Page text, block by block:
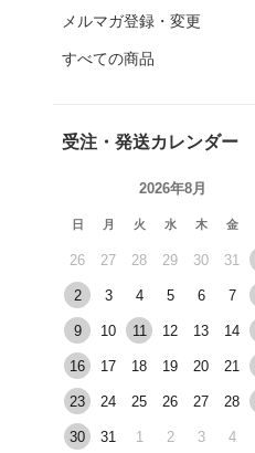
メルマガ登録・変更
すべての商品
受注・発送カレンダー
2026年8月
日 月 火 水 木 金
26 27 28 29 30 31
2 3 4 5 6 7
9 10 11 12 13 14
16 17 18 19 20 21
23 24 25 26 27 28
30 31 1 2 3 4